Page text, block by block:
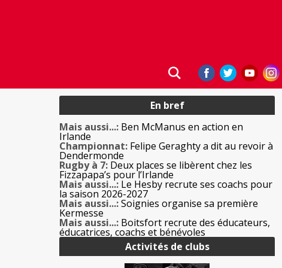
En bref
Mais aussi...: Ben McManus en action en
Irlande
Championnat: Felipe Geraghty a dit au revoir à
Dendermonde
Rugby à 7: Deux places se libèrent chez les
Fizzapapa’s pour l’Irlande
Mais aussi...: Le Hesby recrute ses coachs pour
la saison 2026-2027
Mais aussi...:Soignies organise sa première
Kermesse
Mais aussi...: Boitsfort recrute des éducateurs,
éducatrices, coachs et bénévoles
Activités de clubs